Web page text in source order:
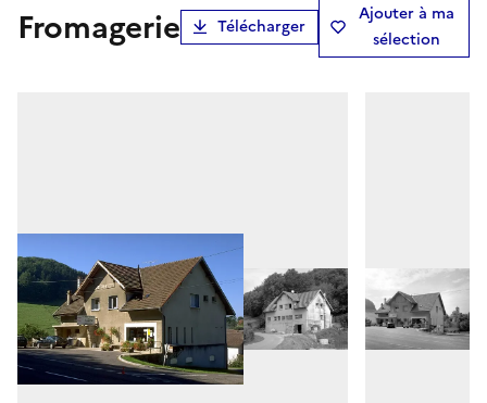
fromagerie Télécharger
Ajouter à ma
sélection